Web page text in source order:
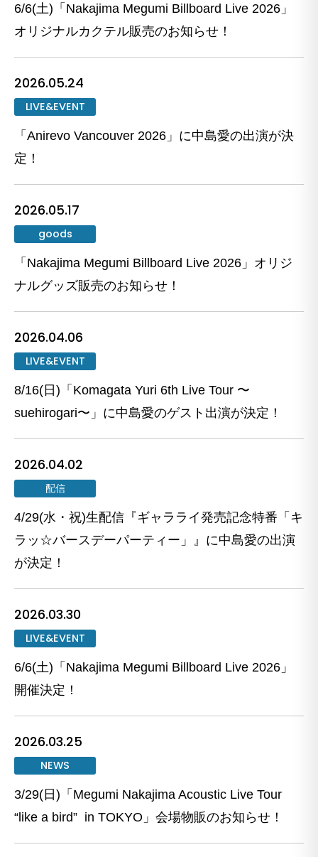
6/6(土)「Nakajima Megumi Billboard Live 2026」
オリジナルカクテル販売のお知らせ！
2026.05.24
LIVE&EVENT
「Anirevo Vancouver 2026」に中島愛の出演が決
定！
2026.05.17
goods
「Nakajima Megumi Billboard Live 2026」オリジ
ナルグッズ販売のお知らせ！
2026.04.06
LIVE&EVENT
8/16(日)「Komagata Yuri 6th Live Tour 〜
suehirogari〜」に中島愛のゲスト出演が決定！
2026.04.02
配信
4/29(水・祝)生配信『ギャラライ発売記念特番「キ
ラッ☆バースデーパーティー」』に中島愛の出演
が決定！
2026.03.30
LIVE&EVENT
6/6(土)「Nakajima Megumi Billboard Live 2026」
開催決定！
2026.03.25
NEWS
3/29(日)「Megumi Nakajima Acoustic Live Tour
“like a bird” in TOKYO」会場物販のお知らせ！